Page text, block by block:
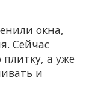
окна,
Сейчас
а уже
и